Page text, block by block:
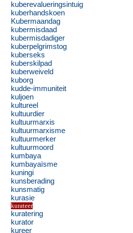
kuberevalueringsintuig
kuberhandskoen
Kubermaandag
kubermisdaad
kubermisdadiger
kuberpelgrimstog
kuberseks
kuberskilpad
kuberweiveld
kuborg
kudde-immuniteit
kuljoen
kultureel
kultuurdier
kultuurmarxis
kultuurmarxisme
kultuurmerker
kultuurmoord
kumbaya
kumbayaïsme
kuningi
kunsberading
kunsmatig
kurasie
kurateer
kuratering
kurator
kureer